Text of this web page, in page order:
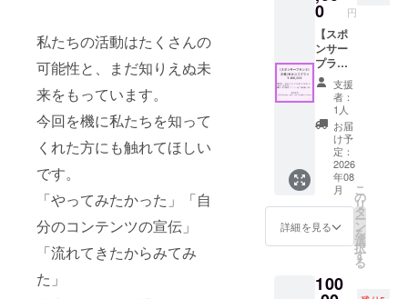
私たちの活動はたくさんの
可能性と、まだ知りえぬ未
来をもっています。
今回を機に私たちを知って
くれた方にも触れてほしい
です。
「やってみたかった」「自
分のコンテンツの宣伝」
「流れてきたからみてみ
た」
ステッ
カー 後
日郵送
させて
いただ
きます
(時期未
定･1年
以内)
■CF参
加証(デ
ジタル)
※メール
でファ
イルを
送付さ
期未定･
ち上げ
プラン
(飲食つ
き) ※同
日夜、
近隣別
会場に
移動
0 円
【スポ
ンサー
プラン
②】 企
業CM＆
ロゴプ
ラン ■
開場
中、転
換中に
あなた
の企業
のCMを
流しま
す(15秒
～30秒
■OP・
ED動画
支援
者：
1人
お届
け予
定：
2026
年08
月
詳細を見る
こ
の
リ
タ
ー
ン
を
選
択
す
る
100